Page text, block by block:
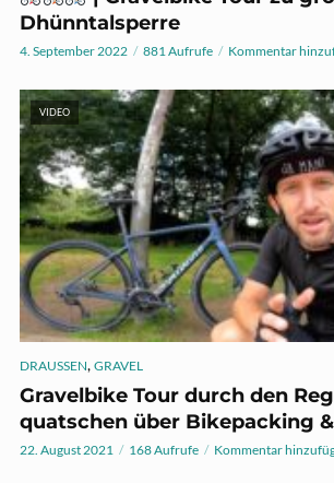
Dhünntalsperre
4. September 2022 881 Aufrufe Kommentar
VIDEO
DRAUSSEN, GRAVEL
Gravelbike Tour durch den
quatschen über Bikepacking
22. August 2021 168 Aufrufe Kommentar